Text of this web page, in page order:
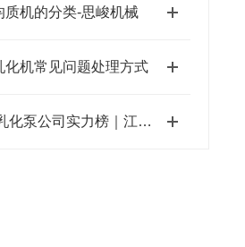
质机的分类-思峻机械
化机常见问题处理方式
2026乳化泵公司实力榜｜江苏思峻凭三级乳化头技术脱颖而出（附FAQ常见问题解答）